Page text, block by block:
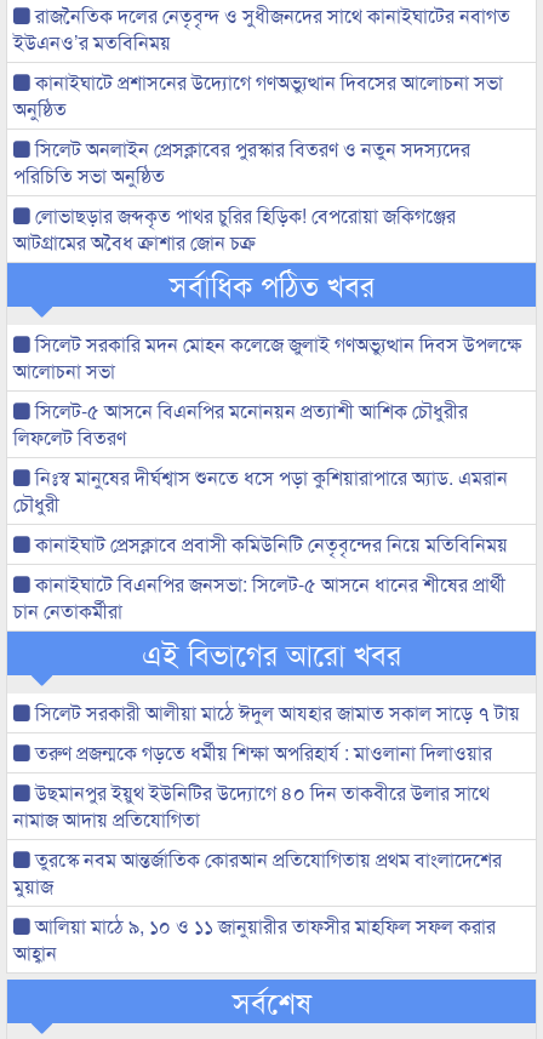
রাজনৈতিক দলের নেতৃবৃন্দ ও সুধীজনদের সাথে কানাইঘাটের নবাগত
ইউএনও’র মতবিনিময়
কানাইঘাটে প্রশাসনের উদ্যোগে গণঅভ্যুত্থান দিবসের আলোচনা সভা
অনুষ্ঠিত
সিলেট অনলাইন প্রেসক্লাবের পুরস্কার বিতরণ ও নতুন সদস্যদের
পরিচিতি সভা অনুষ্ঠিত
লোভাছড়ার জব্দকৃত পাথর চুরির হিড়িক! বেপরোয়া জকিগঞ্জের
আটগ্রামের অবৈধ ক্রাশার জোন চক্র
সর্বাধিক পঠিত খবর
সিলেট সরকারি মদন মোহন কলেজে জুলাই গণঅভ্যুত্থান দিবস উপলক্ষে
আলোচনা সভা
সিলেট-৫ আসনে বিএনপির মনোনয়ন প্রত্যাশী আশিক চৌধুরীর
লিফলেট বিতরণ
নিঃস্ব মানুষের দীর্ঘশ্বাস শুনতে ধসে পড়া কুশিয়ারাপারে অ্যাড. এমরান
চৌধুরী
কানাইঘাট প্রেসক্লাবে প্রবাসী কমিউনিটি নেতৃবৃন্দের নিয়ে মতিবিনিময়
কানাইঘাটে বিএনপির জনসভা: সিলেট-৫ আসনে ধানের শীষের প্রার্থী
চান নেতাকর্মীরা
এই বিভাগের আরো খবর
সিলেট সরকারী আলীয়া মাঠে ঈদুল আযহার জামাত সকাল সাড়ে ৭ টায়
তরুণ প্রজন্মকে গড়তে ধর্মীয় শিক্ষা অপরিহার্য : মাওলানা দিলাওয়ার
উছমানপুর ইয়ুথ ইউনিটির উদ্যোগে ৪০ দিন তাকবীরে উলার সাথে
নামাজ আদায় প্রতিযোগিতা
তুরস্কে নবম আন্তর্জাতিক কোরআন প্রতিযোগিতায় প্রথম বাংলাদেশের
মুয়াজ
আলিয়া মাঠে ৯, ১০ ও ১১ জানুয়ারীর তাফসীর মাহফিল সফল করার
আহ্বান
সর্বশেষ